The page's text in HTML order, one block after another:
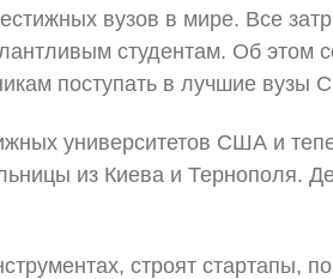
вузов в мире. Все
студентам. Об этом
поступать в лучшие вузы
университетов США и
из Киева и Тернополя.
строят стартапы,